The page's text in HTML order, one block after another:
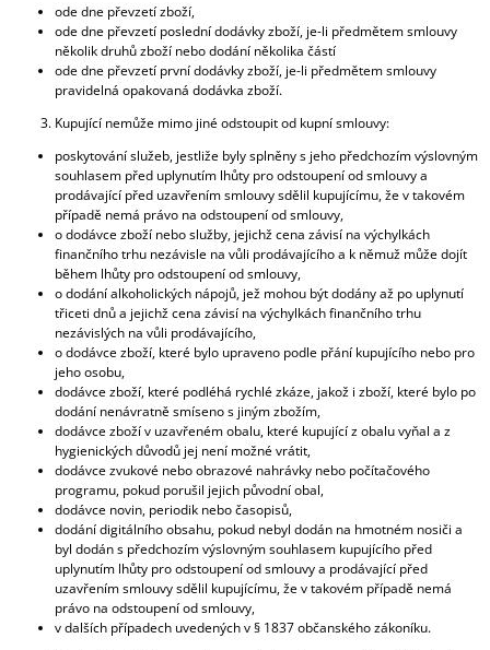
ode dne převzetí zboží,
ode dne převzetí poslední dodávky zboží, je-li předmětem smlouvy
několik druhů zboží nebo dodání několika částí
ode dne převzetí první dodávky zboží, je-li předmětem smlouvy
pravidelná opakovaná dodávka zboží.
Kupující nemůže mimo jiné odstoupit od kupní smlouvy:
poskytování služeb, jestliže byly splněny s jeho předchozím výslovným
souhlasem před uplynutím lhůty pro odstoupení od smlouvy a
prodávající před uzavřením smlouvy sdělil kupujícímu, že v takovém
případě nemá právo na odstoupení od smlouvy,
o dodávce zboží nebo služby, jejichž cena závisí na výchylkách
finančního trhu nezávisle na vůli prodávajícího a k němuž může dojít
během lhůty pro odstoupení od smlouvy,
o dodání alkoholických nápojů, jež mohou být dodány až po uplynutí
třiceti dnů a jejichž cena závisí na výchylkách finančního trhu
nezávislých na vůli prodávajícího,
o dodávce zboží, které bylo upraveno podle přání kupujícího nebo pro
jeho osobu,
dodávce zboží, které podléhá rychlé zkáze, jakož i zboží, které bylo po
dodání nenávratně smíseno s jiným zbožím,
dodávce zboží v uzavřeném obalu, které kupující z obalu vyňal a z
hygienických důvodů jej není možné vrátit,
dodávce zvukové nebo obrazové nahrávky nebo počítačového
programu, pokud porušil jejich původní obal,
dodávce novin, periodik nebo časopisů,
dodání digitálního obsahu, pokud nebyl dodán na hmotném nosiči a
byl dodán s předchozím výslovným souhlasem kupujícího před
uplynutím lhůty pro odstoupení od smlouvy a prodávající před
uzavřením smlouvy sdělil kupujícímu, že v takovém případě nemá
právo na odstoupení od smlouvy,
v dalších případech uvedených v § 1837 občanského zákoníku.